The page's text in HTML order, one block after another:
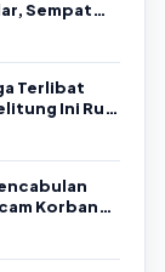
Sempat
Terlibat
Ini Rugi
Korban